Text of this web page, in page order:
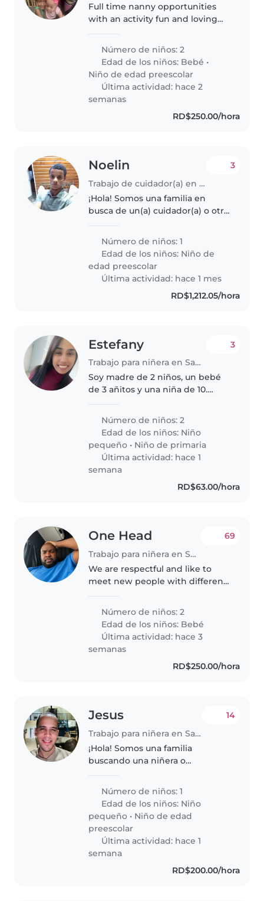
Full time nanny opportunities
with an activity fun and loving
little ones a curious baby and an
energetic preschooler looking
for a kind, patient,..
Número de niños: 2
Edad de los niños: Bebé •
Niño de edad preescolar
Última actividad: hace 2
semanas
RD$250.00/hora
Noelin
Trabajo de cuidador(a) en Higüey
3
¡Hola! Somos una familia en
busca de un(a) cuidador(a) o otro
amigable, creativo y muy
divertido. Vivimos en un hogar
con mascotas,..
Número de niños: 1
Edad de los niños: Niño de
edad preescolar
Última actividad: hace 1 mes
RD$1,212.05/hora
Estefany
Trabajo para niñera en Santiago de los Caballeros
3
Soy madre de 2 niños, un bebé
de 3 añitos y una niña de 10.
sea cariñosa con los niños,
paciente, respetuosa,
responsable y higiénica, con
experiencia..
Número de niños: 2
Edad de los niños: Niño
pequeño • Niño de primaria
Última actividad: hace 1
semana
RD$63.00/hora
One Head
Trabajo para niñera en Santo Domingo Este
69
We are respectful and like to
meet new people with different
people perspective and
knowledge .Babies are siblings
.Born February 13 . We are
looking for..
Número de niños: 2
Edad de los niños: Bebé
Última actividad: hace 3
semanas
RD$250.00/hora
Jesus
Trabajo para niñera en Santo Domingo (Distrito de Santo Domingo)
14
¡Hola! Somos una familia
buscando una niñera o
para nuestro/a pequeño/a de 3
años, lleno/a de energía y muy
cariñoso/a. Nuestro/a hijo/a tiene
algunas..
Número de niños: 1
Edad de los niños: Niño
pequeño • Niño de edad
preescolar
Última actividad: hace 1
semana
RD$200.00/hora